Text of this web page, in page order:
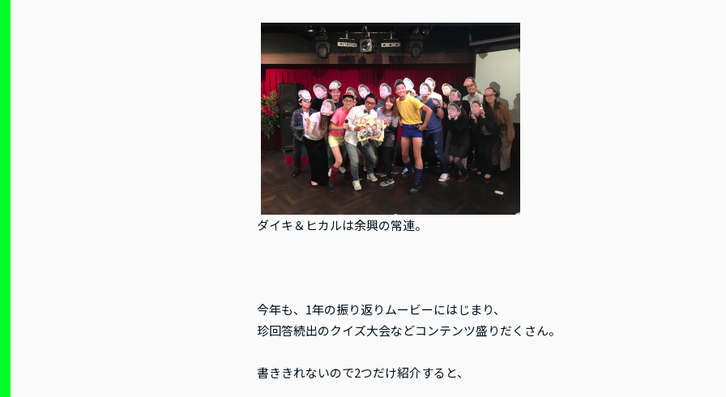
ダイキ＆ヒカルは余興の常連。
今年も、1年の振り返りムービーにはじまり、
珍回答続出のクイズ大会などコンテンツ盛りだくさん。
書ききれないので2つだけ紹介すると、